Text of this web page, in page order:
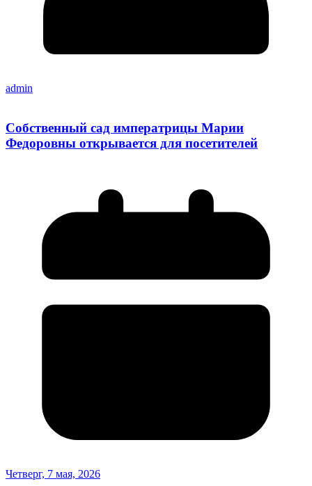
admin
Собственный сад императрицы Марии
Федоровны открывается для посетителей
Четверг, 7 мая, 2026